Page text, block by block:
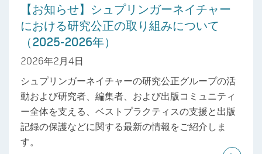
【お知らせ】シュプリンガーネイチャー
における研究公正の取り組みについて
（2025-2026年）
2026年2月4日
シュプリンガーネイチャーの研究公正グループの活
動および研究者、編集者、および出版コミュニティ
ー全体を支える、ベストプラクティスの支援と出版
記録の保護などに関する最新の情報をご紹介しま
す。